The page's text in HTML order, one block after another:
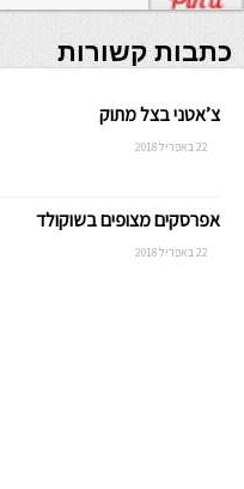
כתבות קשורות
צ’אטני בצל מתוק
22 באפריל 2018
אפרסקים מצופים בשוקולד
22 באפריל 2018